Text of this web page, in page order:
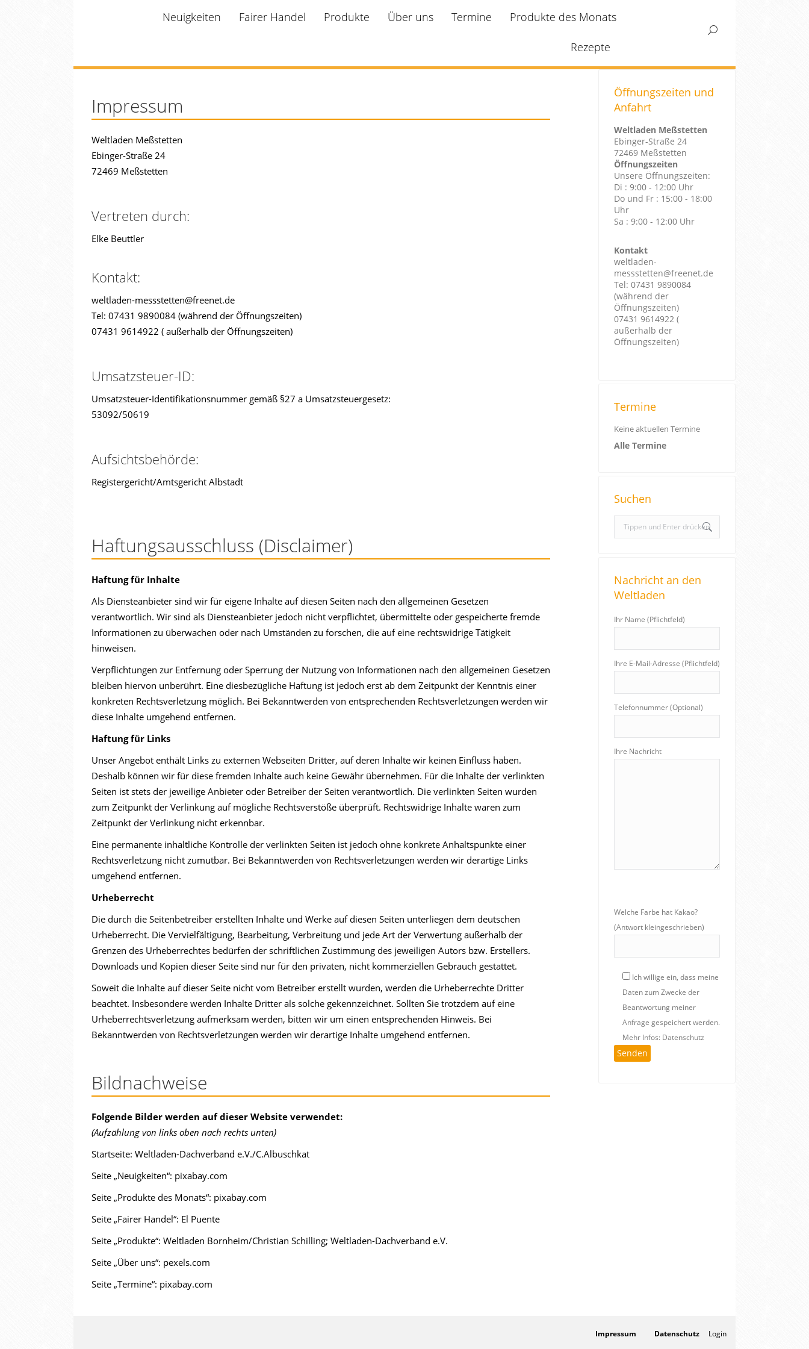
Neuigkeiten Fairer Handel Produkte Über uns Termine Produkte des Monats
Rezepte
Search:
Impressum
Weltladen Meßstetten
Ebinger-Straße 24
72469 Meßstetten
Vertreten durch:
Elke Beuttler
Kontakt:
weltladen-messstetten@freenet.de
Tel: 07431 9890084 (während der Öffnungszeiten)
07431 9614922 ( außerhalb der Öffnungszeiten)
Umsatzsteuer-ID:
Umsatzsteuer-Identifikationsnummer gemäß §27 a Umsatzsteuergesetz:
53092/50619
Aufsichtsbehörde:
Registergericht/Amtsgericht Albstadt
Haftungsausschluss (Disclaimer)
Haftung für Inhalte
Als Diensteanbieter sind wir für eigene Inhalte auf diesen Seiten nach den allgemeinen Gesetzen
verantwortlich. Wir sind als Diensteanbieter jedoch nicht verpflichtet, übermittelte oder gespeicherte fremde
Informationen zu überwachen oder nach Umständen zu forschen, die auf eine rechtswidrige Tätigkeit
hinweisen.
Verpflichtungen zur Entfernung oder Sperrung der Nutzung von Informationen nach den allgemeinen Gesetzen
bleiben hiervon unberührt. Eine diesbezügliche Haftung ist jedoch erst ab dem Zeitpunkt der Kenntnis einer
konkreten Rechtsverletzung möglich. Bei Bekanntwerden von entsprechenden Rechtsverletzungen werden wir
diese Inhalte umgehend entfernen.
Haftung für Links
Unser Angebot enthält Links zu externen Webseiten Dritter, auf deren Inhalte wir keinen Einfluss haben.
Deshalb können wir für diese fremden Inhalte auch keine Gewähr übernehmen. Für die Inhalte der verlinkten
Seiten ist stets der jeweilige Anbieter oder Betreiber der Seiten verantwortlich. Die verlinkten Seiten wurden
zum Zeitpunkt der Verlinkung auf mögliche Rechtsverstöße überprüft. Rechtswidrige Inhalte waren zum
Zeitpunkt der Verlinkung nicht erkennbar.
Eine permanente inhaltliche Kontrolle der verlinkten Seiten ist jedoch ohne konkrete Anhaltspunkte einer
Rechtsverletzung nicht zumutbar. Bei Bekanntwerden von Rechtsverletzungen werden wir derartige Links
umgehend entfernen.
Urheberrecht
Die durch die Seitenbetreiber erstellten Inhalte und Werke auf diesen Seiten unterliegen dem deutschen
Urheberrecht. Die Vervielfältigung, Bearbeitung, Verbreitung und jede Art der Verwertung außerhalb der
Grenzen des Urheberrechtes bedürfen der schriftlichen Zustimmung des jeweiligen Autors bzw. Erstellers.
Downloads und Kopien dieser Seite sind nur für den privaten, nicht kommerziellen Gebrauch gestattet.
Soweit die Inhalte auf dieser Seite nicht vom Betreiber erstellt wurden, werden die Urheberrechte Dritter
beachtet. Insbesondere werden Inhalte Dritter als solche gekennzeichnet. Sollten Sie trotzdem auf eine
Urheberrechtsverletzung aufmerksam werden, bitten wir um einen entsprechenden Hinweis. Bei
Bekanntwerden von Rechtsverletzungen werden wir derartige Inhalte umgehend entfernen.
Bildnachweise
Folgende Bilder werden auf dieser Website verwendet:
(Aufzählung von links oben nach rechts unten)
Startseite: Weltladen-Dachverband e.V./C.Albuschkat
Seite „Neuigkeiten“: pixabay.com
Seite „Produkte des Monats“: pixabay.com
Seite „Fairer Handel“: El Puente
Seite „Produkte“: Weltladen Bornheim/Christian Schilling; Weltladen-Dachverband e.V.
Seite „Über uns“: pexels.com
Seite „Termine“: pixabay.com
Öffnungszeiten und
Anfahrt
Weltladen Meßstetten
Ebinger-Straße 24
72469 Meßstetten
Öffnungszeiten
Unsere Öffnungszeiten:
Di : 9:00 - 12:00 Uhr
Do und Fr : 15:00 - 18:00
Uhr
Sa : 9:00 - 12:00 Uhr
Kontakt
weltladen-
messstetten@freenet.de
Tel: 07431 9890084
(während der
Öffnungszeiten)
07431 9614922 (
außerhalb der
Öffnungszeiten)
Termine
Keine aktuellen Termine
Alle Termine
Suchen
e
c
h
Nachricht an den
Weltladen
Ihr Name (Pflichtfeld)
Ihre E-Mail-Adresse (Pflichtfeld)
Telefonnummer (Optional)
Ihre Nachricht
Welche Farbe hat Kakao?
(Antwort kleingeschrieben)
Ich willige ein, dass meine
Daten zum Zwecke der
Beantwortung meiner
Anfrage gespeichert werden.
Mehr Infos: Datenschutz
Impressum Datenschutz Login